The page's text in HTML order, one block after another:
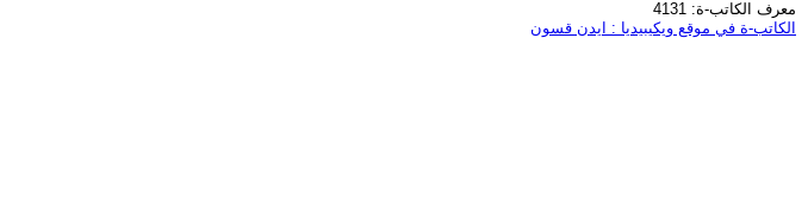
معرف الكاتب-ة: 4131
الكاتب-ة في موقع ويكيبيديا : ايدن قسون